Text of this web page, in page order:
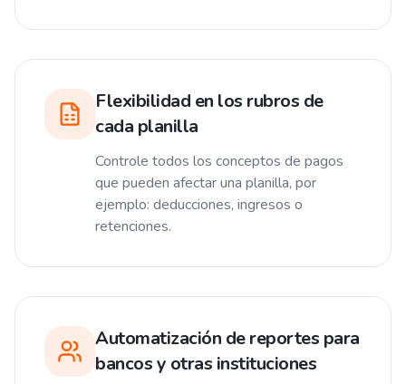
Flexibilidad en los rubros de
cada planilla
Controle todos los conceptos de pagos
que pueden afectar una planilla, por
ejemplo: deducciones, ingresos o
retenciones.
Automatización de reportes para
bancos y otras instituciones